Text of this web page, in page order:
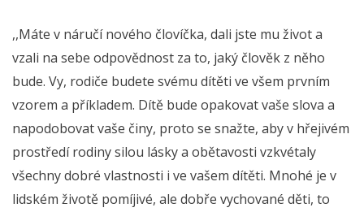
,,Máte v náručí nového človíčka, dali jste mu život a
vzali na sebe odpovědnost za to, jaký člověk z něho
bude. Vy, rodiče budete svému dítěti ve všem prvním
vzorem a příkladem. Dítě bude opakovat vaše slova a
napodobovat vaše činy, proto se snažte, aby v hřejivém
prostředí rodiny silou lásky a obětavosti vzkvétaly
všechny dobré vlastnosti i ve vašem dítěti. Mnohé je v
lidském životě pomíjivé, ale dobře vychované děti, to